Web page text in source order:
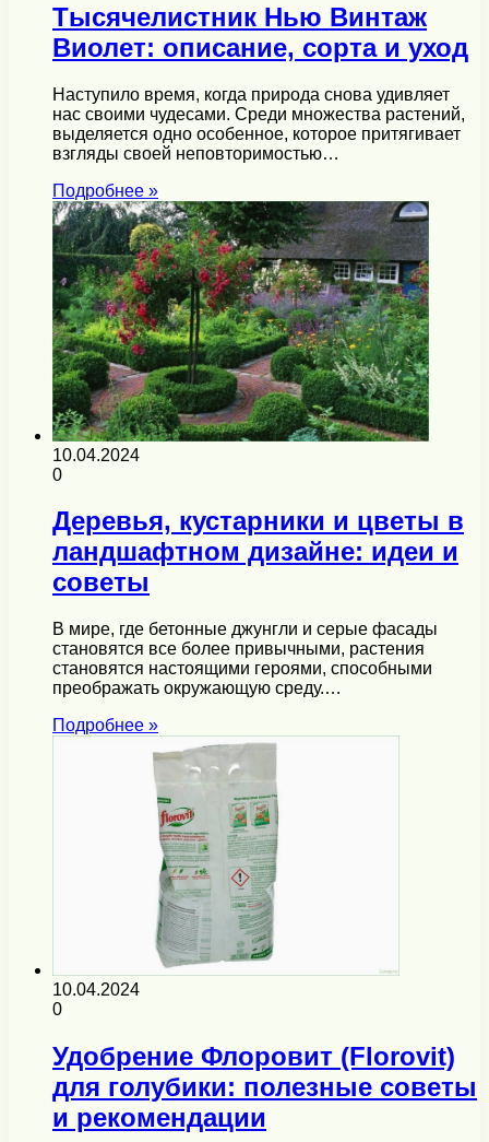
Тысячелистник Нью Винтаж
Виолет: описание, сорта и уход
Наступило время, когда природа снова удивляет
нас своими чудесами. Среди множества растений,
выделяется одно особенное, которое притягивает
взгляды своей неповторимостью…
Подробнее »
10.04.2024
0
Деревья, кустарники и цветы в
ландшафтном дизайне: идеи и
советы
В мире, где бетонные джунгли и серые фасады
становятся все более привычными, растения
становятся настоящими героями, способными
преображать окружающую среду.…
Подробнее »
10.04.2024
0
Удобрение Флоровит (Florovit)
для голубики: полезные советы
и рекомендации